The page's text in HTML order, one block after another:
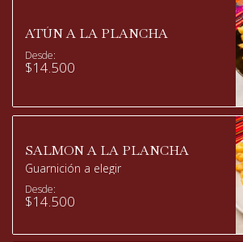
ATÚN A LA PLANCHA
Desde:
$14.500
SALMON A LA PLANCHA
Guarnición a elegir
Desde:
$14.500